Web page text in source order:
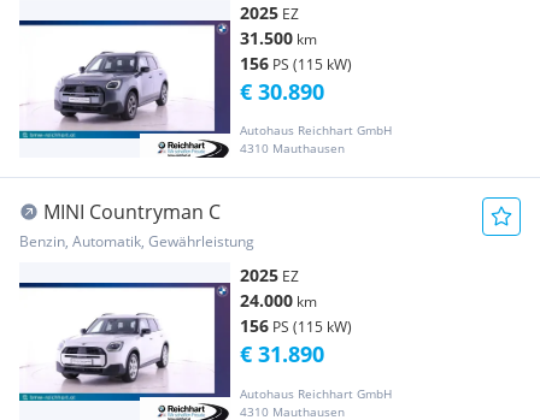
2025 EZ
31.500 km
156 PS (115 kW)
Autohaus Reichhart GmbH
4310 Mauthausen
€ 30.890
MINI Countryman C
Benzin, Automatik, Gewährleistung
2025 EZ
24.000 km
156 PS (115 kW)
Autohaus Reichhart GmbH
4310 Mauthausen
€ 31.890